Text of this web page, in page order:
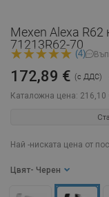
Mexen Alexa R62
71213R62-70
(4)
Каталожна цена: 216,10
172,89 € (с ДДС)
Най -ниската цена от
Цвят - Черен